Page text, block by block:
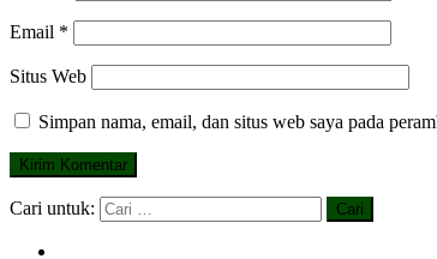
Email *
Situs Web
Simpan nama, email, dan situs web saya pada
Cari untuk: